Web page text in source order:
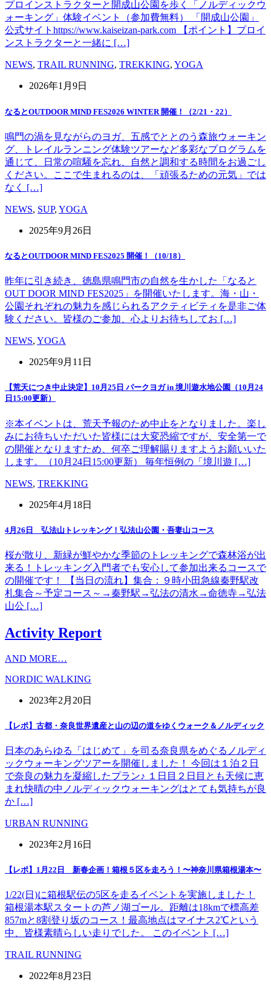
プロインストラクターと開成山公園を歩く「ノルディックウ
ォーキング」体験イベント（参加費無料） 「開成山公園」
公式サイトhttps://www.kaiseizan-park.com 【ポイント】プロイ
ンストラクターと一緒に […]
NEWS, TRAIL RUNNING, TREKKING, YOGA
2026年1月9日
なるとOUTDOOR MIND FES2026 WINTER 開催！（2/21・22）
鳴門の渦を見ながらのヨガ、五感でととのう森旅ウォーキン
グ、トレイルランニング体験ツアーなど多彩なプログラムを
通じて、日常の喧騒を忘れ、自然と調和する時間をお過ごし
ください。ここで生まれるのは、「頑張るための元気」では
なく […]
NEWS, SUP, YOGA
2025年9月26日
なるとOUTDOOR MIND FES2025 開催！（10/18）
昨年に引き続き、徳島県鳴門市の自然を生かした「なると
OUT DOOR MIND FES2025」を開催いたします。海・山・
公園それぞれの魅力を感じられるアクティビティを是非ご体
験ください。皆様のご参加、心よりお待ちしてお […]
NEWS, YOGA
2025年9月11日
【荒天につき中止決定】10月25日 パークヨガ in 境川遊水地公園（10月24
日15:00更新）
※本イベントは、荒天予報のため中止をとなりました。楽し
みにお待ちいただいた皆様には大変恐縮ですが、安全第一で
の開催となりますため、何卒ご理解賜りますようお願いいた
します。（10月24日15:00更新） 毎年恒例の「境川遊 […]
NEWS, TREKKING
2025年4月18日
4月26日 弘法山トレッキング！弘法山公園・吾妻山コース
桜が散り、新緑が鮮やかな季節のトレッキングで森林浴が出
来る！トレッキング入門者でも安心して参加出来るコースで
の開催です！ 【当日の流れ】集合：９時小田急線秦野駅改
札集合～予定コース～→秦野駅→弘法の清水→命徳寺→弘法
山公 […]
Activity Report
AND MORE…
NORDIC WALKING
2023年2月20日
【レポ】古都・奈良世界遺産と山の辺の道をゆくウォーク＆ノルディック
日本のあらゆる「はじめて」を司る奈良県をめぐるノルディ
ックウォーキングツアーを開催しました！ 今回は１泊２日
で奈良の魅力を凝縮したプラン♪ １日目２日目とも天候に恵
まれ快晴の中ノルディックウォーキングはとても気持ちが良
か […]
URBAN RUNNING
2023年2月16日
【レポ】1月22日 新春企画！箱根５区を走ろう！〜神奈川県箱根湯本〜
1/22(日)に箱根駅伝の5区を走るイベントを実施しました！
箱根湯本駅スタートの芦ノ湖ゴール。距離は18kmで標高差
857mと8割登り坂のコース！最高地点はマイナス2℃という
中、皆様素晴らしい走りでした。 このイベント […]
TRAIL RUNNING
2022年8月23日